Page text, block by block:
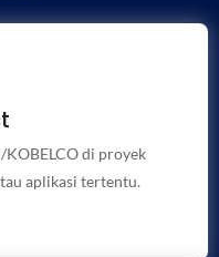
KOBELCO di proyek
aplikasi tertentu.
di proyek
aplikasi tertentu.